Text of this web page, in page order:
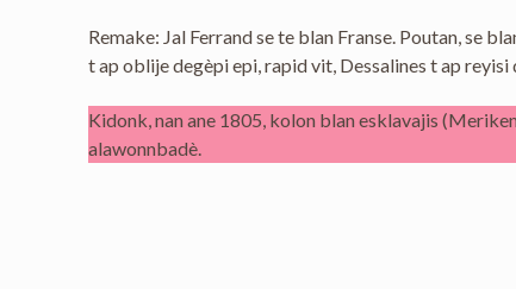
Remake: Jal Ferrand se te blan Franse. Poutan, se
t ap oblije degèpi epi, rapid vit, Dessalines t ap
Kidonk, nan ane 1805, kolon blan esklavajis
alawonnbadè.